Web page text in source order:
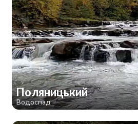
Поляницький
Водоспад